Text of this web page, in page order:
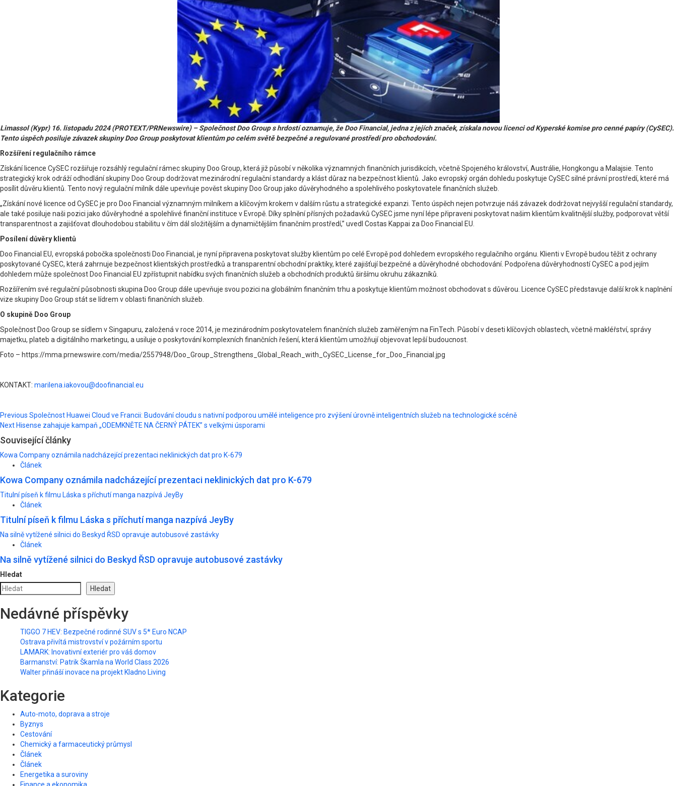
Limassol (Kypr) 16. listopadu 2024 (PROTEXT/PRNewswire) – Společnost Doo Group s hrdostí oznamuje, že Doo Financial, jedna z jejích značek, získala novou licenci od Kyperské komise pro cenné papíry (CySEC).
Tento úspěch posiluje závazek skupiny Doo Group poskytovat klientům po celém světě bezpečné a regulované prostředí pro obchodování.
Rozšíření regulačního rámce
Získání licence CySEC rozšiřuje rozsáhlý regulační rámec skupiny Doo Group, která již působí v několika významných finančních jurisdikcích, včetně Spojeného království, Austrálie, Hongkongu a Malajsie. Tento
strategický krok odráží odhodlání skupiny Doo Group dodržovat mezinárodní regulační standardy a klást důraz na bezpečnost klientů. Jako evropský orgán dohledu poskytuje CySEC silné právní prostředí, které má
posílit důvěru klientů. Tento nový regulační milník dále upevňuje pověst skupiny Doo Group jako důvěryhodného a spolehlivého poskytovatele finančních služeb.
„Získání nové licence od CySEC je pro Doo Financial významným milníkem a klíčovým krokem v dalším růstu a strategické expanzi. Tento úspěch nejen potvrzuje náš závazek dodržovat nejvyšší regulační standardy,
ale také posiluje naši pozici jako důvěryhodné a spolehlivé finanční instituce v Evropě. Díky splnění přísných požadavků CySEC jsme nyní lépe připraveni poskytovat našim klientům kvalitnější služby, podporovat větší
transparentnost a zajišťovat dlouhodobou stabilitu v čím dál složitějším a dynamičtějším finančním prostředí,” uvedl Costas Kappai za Doo Financial EU.
Posílení důvěry klientů
Doo Financial EU, evropská pobočka společnosti Doo Financial, je nyní připravena poskytovat služby klientům po celé Evropě pod dohledem evropského regulačního orgánu. Klienti v Evropě budou těžit z ochrany
poskytované CySEC, která zahrnuje bezpečnost klientských prostředků a transparentní obchodní praktiky, které zajišťují bezpečné a důvěryhodné obchodování. Podpořena důvěryhodností CySEC a pod jejím
dohledem může společnost Doo Financial EU zpřístupnit nabídku svých finančních služeb a obchodních produktů širšímu okruhu zákazníků.
Rozšířením své regulační působnosti skupina Doo Group dále upevňuje svou pozici na globálním finančním trhu a poskytuje klientům možnost obchodovat s důvěrou. Licence CySEC představuje další krok k naplnění
vize skupiny Doo Group stát se lídrem v oblasti finančních služeb.
O skupině Doo Group
Společnost Doo Group se sídlem v Singapuru, založená v roce 2014, je mezinárodním poskytovatelem finančních služeb zaměřeným na FinTech. Působí v deseti klíčových oblastech, včetně makléřství, správy
majetku, plateb a digitálního marketingu, a usiluje o poskytování komplexních finančních řešení, která klientům umožňují objevovat lepší budoucnost.
Foto – https://mma.prnewswire.com/media/2557948/Doo_Group_Strengthens_Global_Reach_with_CySEC_License_for_Doo_Financial.jpg
KONTAKT: marilena.iakovou@doofinancial.eu
Post
navigation
Previous Společnost Huawei Cloud ve Francii: Budování cloudu s nativní podporou umělé inteligence pro zvýšení úrovně inteligentních služeb na technologické scéně
Next Hisense zahajuje kampaň „ODEMKNĚTE NA ČERNÝ PÁTEK” s velkými úsporami
Související články
Kowa Company oznámila nadcházející prezentaci neklinických dat pro K-679
Článek
Kowa Company oznámila nadcházející prezentaci neklinických dat pro K-679
Titulní píseň k filmu Láska s příchutí manga nazpívá JeyBy
Článek
Titulní píseň k filmu Láska s příchutí manga nazpívá JeyBy
Na silně vytížené silnici do Beskyd ŘSD opravuje autobusové zastávky
Článek
Na silně vytížené silnici do Beskyd ŘSD opravuje autobusové zastávky
Hledat
Hledat
Nedávné příspěvky
TIGGO 7 HEV: Bezpečné rodinné SUV s 5* Euro NCAP
Ostrava přivítá mistrovství v požárním sportu
LAMARK: Inovativní exteriér pro váš domov
Barmanství: Patrik Škamla na World Class 2026
Walter přináší inovace na projekt Kladno Living
Kategorie
Auto-moto, doprava a stroje
Byznys
Cestování
Chemický a farmaceutický průmysl
Článek
Článek
Energetika a suroviny